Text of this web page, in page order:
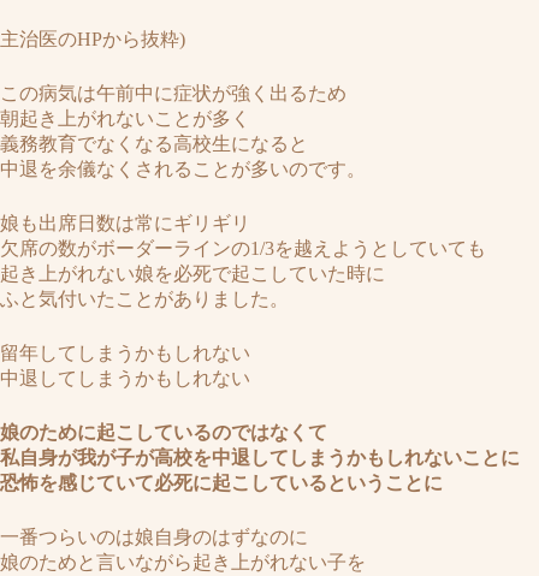
主治医のHPから抜粋)
この病気は午前中に症状が強く出るため
朝起き上がれないことが多く
義務教育でなくなる高校生になると
中退を余儀なくされることが多いのです。
娘も出席日数は常にギリギリ
欠席の数がボーダーラインの1/3を越えようとしていても
起き上がれない娘を必死で起こしていた時に
ふと気付いたことがありました。
留年してしまうかもしれない
中退してしまうかもしれない
娘のために起こしているのではなくて
私自身が我が子が高校を中退してしまうかもしれないことに
恐怖を感じていて必死に起こしているということに
一番つらいのは娘自身のはずなのに
娘のためと言いながら起き上がれない子を